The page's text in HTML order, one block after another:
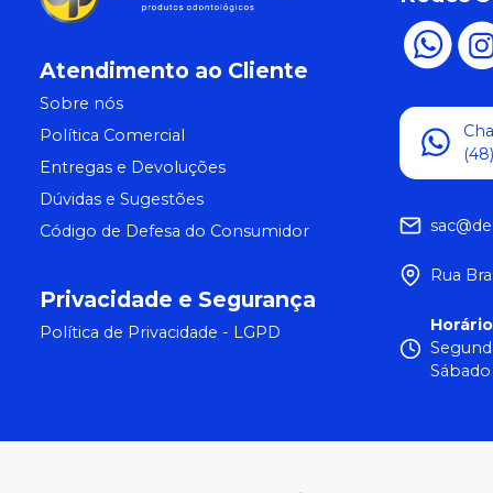
Atendimento ao Cliente
Sobre nós
Política Comercial
Entregas e Devoluções
Dúvidas e Sugestões
Código de Defesa do Consumidor
Privacidade e Segurança
Política de Privacidade - LGPD
Rua